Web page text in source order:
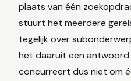
plaats van één
stuurt het meerdere
tegelijk over
het daaruit een
concurreert dus niet om